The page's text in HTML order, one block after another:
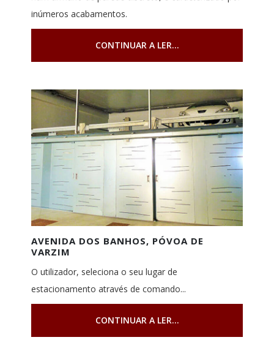
inúmeros acabamentos.
CONTINUAR A LER...
AVENIDA DOS BANHOS, PÓVOA DE
VARZIM
O utilizador, seleciona o seu lugar de
estacionamento através de comando...
CONTINUAR A LER...